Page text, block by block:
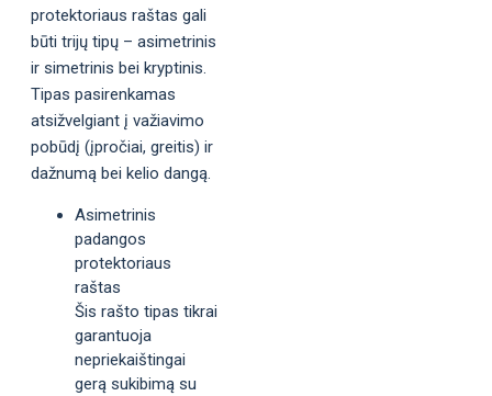
protektoriaus raštas gali
būti trijų tipų – asimetrinis
ir simetrinis bei kryptinis.
Tipas pasirenkamas
atsižvelgiant į važiavimo
pobūdį (įpročiai, greitis) ir
dažnumą bei kelio dangą.
Asimetrinis
padangos
protektoriaus
raštas
Šis rašto tipas tikrai
garantuoja
nepriekaištingai
gerą sukibimą su